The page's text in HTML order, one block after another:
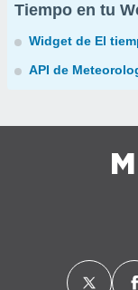
Tiempo en tu
Widget de El
API de